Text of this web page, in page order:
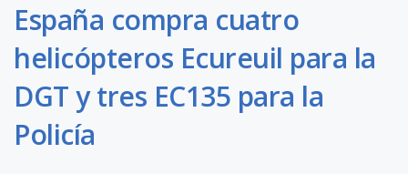
España compra cuatro
helicópteros Ecureuil para la
DGT y tres EC135 para la
Policía